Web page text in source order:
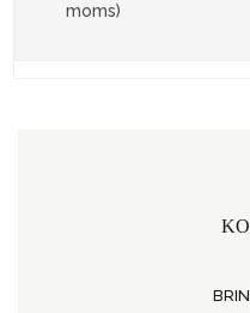
moms)